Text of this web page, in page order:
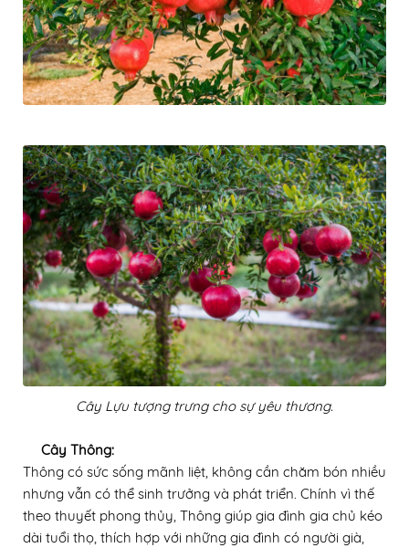
Cây Lựu tượng trưng cho sự yêu thương.
Cây Thông:
Thông có sức sống mãnh liệt, không cần chăm bón nhiều
nhưng vẫn có thể sinh trưởng và phát triển. Chính vì thế
theo thuyết phong thủy, Thông giúp gia đình gia chủ kéo
dài tuổi thọ, thích hợp với những gia đình có người già,